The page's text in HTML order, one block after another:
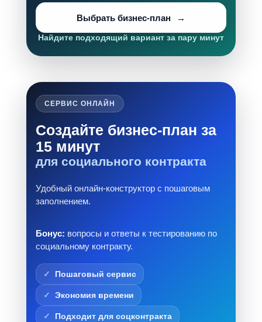
Выбрать бизнес-план
Найдите подходящий вариант за пару минут
СЕРВИС ОНЛАЙН
Создайте бизнес-план за
15 минут
для социального контракта
Удобный онлайн-конструктор с пошаговым
заполнением.
Бонус: вопросы и ответы к тестированию по
социальному контракту.
Пошаговый сервис
Экономия времени
Подходит для соцконтракта